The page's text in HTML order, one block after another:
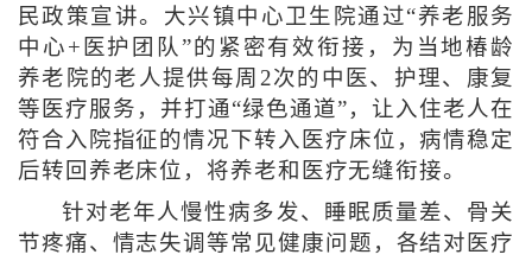
民政策宣讲。大兴镇中心卫生院通过“养老服务
中心+医护团队”的紧密有效衔接，为当地椿龄
养老院的老人提供每周2次的中医、护理、康复
等医疗服务，并打通“绿色通道”，让入住老人在
符合入院指征的情况下转入医疗床位，病情稳定
后转回养老床位，将养老和医疗无缝衔接。
针对老年人慢性病多发、睡眠质量差、骨关
节疼痛、情志失调等常见健康问题，各结对医疗